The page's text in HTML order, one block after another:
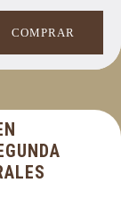
COMPRAR